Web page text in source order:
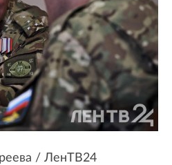
/ ЛенТВ24